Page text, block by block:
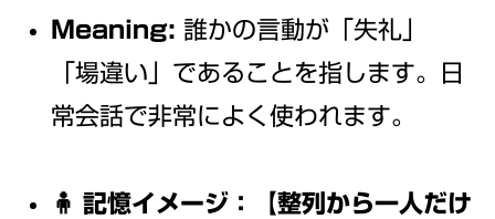
Meaning: 誰かの言動が「失礼」
「場違い」であることを指します。日
常会話で非常によく使われます。
🧍 記憶イメージ：【整列から一人だけ